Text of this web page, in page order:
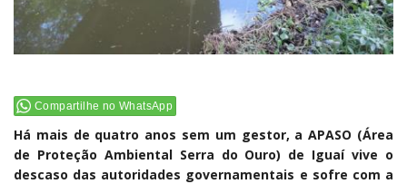
Compartilhe no WhatsApp
Há mais de quatro anos sem um gestor, a APASO (Área
de Proteção Ambiental Serra do Ouro) de Iguaí vive o
descaso das autoridades governamentais e sofre com a